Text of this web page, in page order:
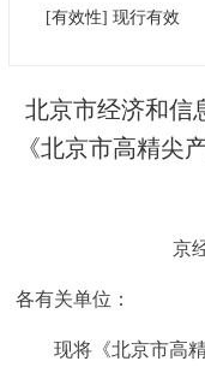
政策兑现
决策公开
政务服务
便民服务
[有效性] 现行有效
北京市经济和信
《北京市高精尖
京
各有关单位：
现将《北京市高精